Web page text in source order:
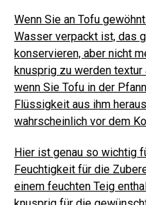
Wenn Sie an Tofu
Wasser verpackt ist, das
konservieren, aber nicht
knusprig zu werden
wenn Sie Tofu in der
Flüssigkeit aus ihm
wahrscheinlich vor dem
Hier ist genau so wichtig
Feuchtigkeit für die
einem feuchten Teig